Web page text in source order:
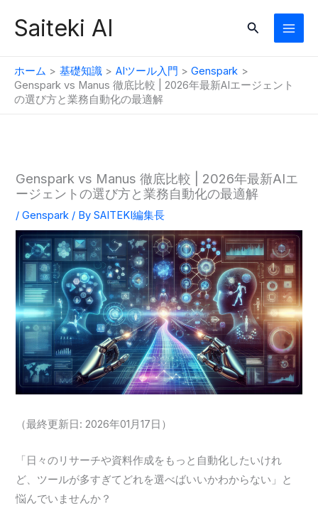
Saiteki AI
検
ホーム 基礎知識 AIツール入門
Genspark
Genspark vs Manus 徹底比較 | 2026年最新AIエージェント
の選び方と業務自動化の最適解
Genspark vs Manus 徹底比較 | 2026年最新AIエ
ージェントの選び方と業務自動化の最適解
/Genspark / BySAITEKI編集長
（最終更新日: 2026年01月17日）
「日々のリサーチや資料作成をもっと自動化したいけれ
ど、ツールが多すぎてどれを選べばいいかわからない」と
悩んでいませんか？